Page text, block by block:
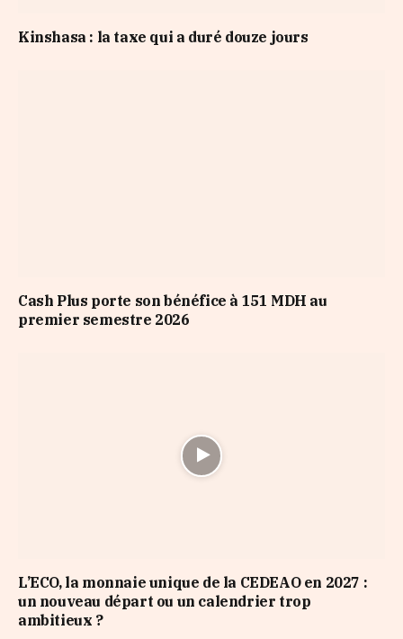
Kinshasa : la taxe qui a duré douze jours
Cash Plus porte son bénéfice à 151 MDH au
premier semestre 2026
L’ECO, la monnaie unique de la CEDEAO en 2027 :
un nouveau départ ou un calendrier trop
ambitieux ?